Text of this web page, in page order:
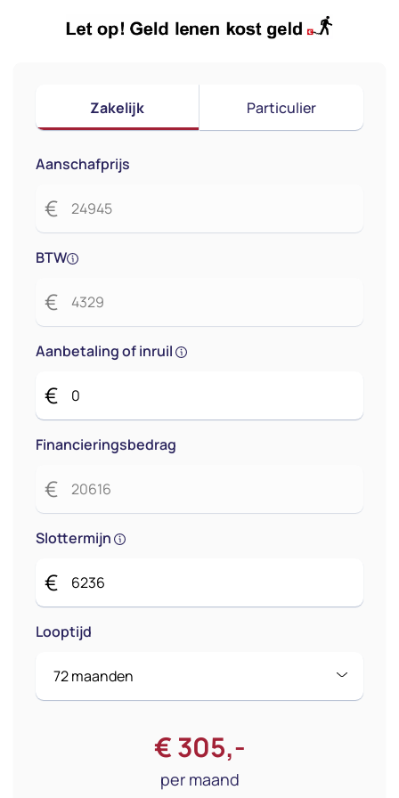
Zakelijk Particulier
Aanschafprijs
€
BTW
€
Aanbetaling of inruil
€
Financieringsbedrag
€
Slottermijn
€
Looptijd
€305,-
per maand